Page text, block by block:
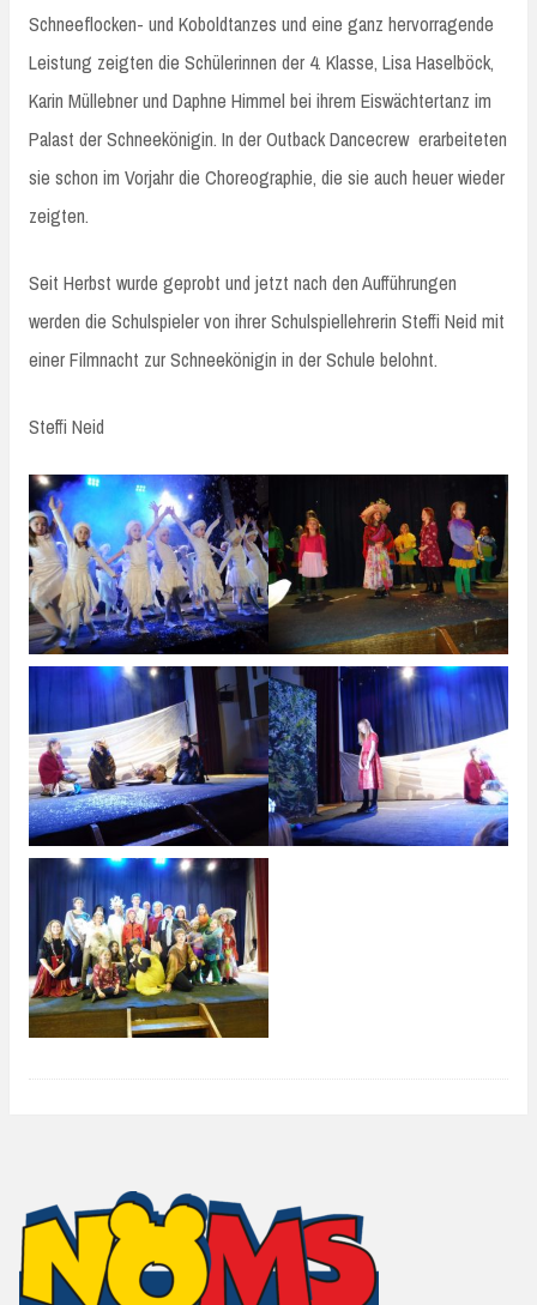
Schneeflocken- und Koboldtanzes und eine ganz hervorragende
Leistung zeigten die Schülerinnen der 4. Klasse, Lisa Haselböck,
Karin Müllebner und Daphne Himmel bei ihrem Eiswächtertanz im
Palast der Schneekönigin. In der Outback Dancecrew erarbeiteten
sie schon im Vorjahr die Choreographie, die sie auch heuer wieder
zeigten.
Seit Herbst wurde geprobt und jetzt nach den Aufführungen
werden die Schulspieler von ihrer Schulspiellehrerin Steffi Neid mit
einer Filmnacht zur Schneekönigin in der Schule belohnt.
Steffi Neid